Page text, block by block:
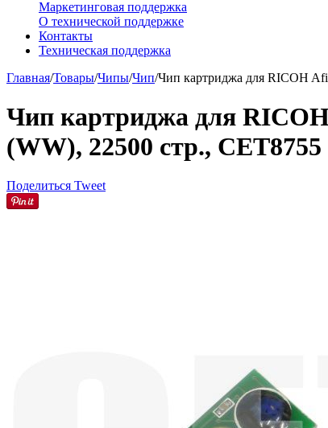
Маркетинговая поддержка
О технической поддержке
Контакты
Техническая поддержка
Главная/Товары/Чипы/Чип/Чип картриджа для RICOH
Чип картриджа для
(WW), 22500 стр., CET8755
Поделиться Tweet